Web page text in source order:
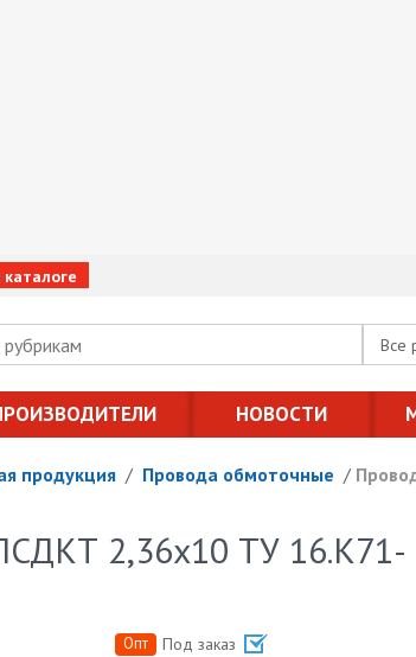
Все
НОВОСТИ
продукция / Провода обмоточные /
2,36х10 ТУ 16.К71-
Опт
Под заказ